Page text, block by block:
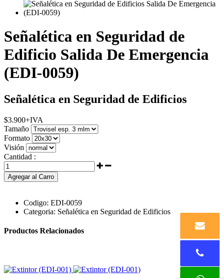
Señalética en Seguridad de
Edificio Salida De Emergencia
(EDI-0059)
Señalética en Seguridad de Edificios
$3.900+IVA
Tamaño
Formato
Visión
Cantidad :
Agregar al Carro
Codigo: EDI-0059
Categoria: Señalética en Seguridad de Edificios
Productos Relacionados